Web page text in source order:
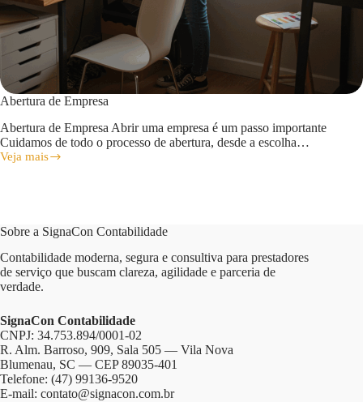
Abertura de Empresa
Abertura de Empresa Abrir uma empresa é um passo importante
Cuidamos de todo o processo de abertura, desde a escolha…
Veja mais
Abertura
Sobre a SignaCon Contabilidade
Contabilidade moderna, segura e consultiva para prestadores
de serviço que buscam clareza, agilidade e parceria de
verdade.
SignaCon Contabilidade
CNPJ: 34.753.894/0001-02
R. Alm. Barroso, 909, Sala 505 — Vila Nova
Blumenau, SC — CEP 89035-401
Telefone: (47) 99136-9520
E-mail: contato@signacon.com.br